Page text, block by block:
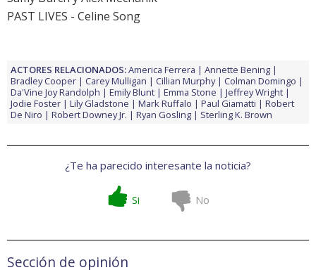
PAST LIVES - Celine Song
ACTORES RELACIONADOS:America Ferrera
Annette Bening
Bradley Cooper
Carey Mulligan Cillian Murphy
Colman Domingo
Da'Vine Joy Randolph
Emily Blunt Emma Stone
Jeffrey Wright
Jodie Foster
Lily Gladstone Mark Ruffalo Paul Giamatti
Robert
De Niro
Robert Downey Jr. Ryan Gosling Sterling K. Brown
¿Te ha parecido interesante la noticia?
Si No
Sección de opinión